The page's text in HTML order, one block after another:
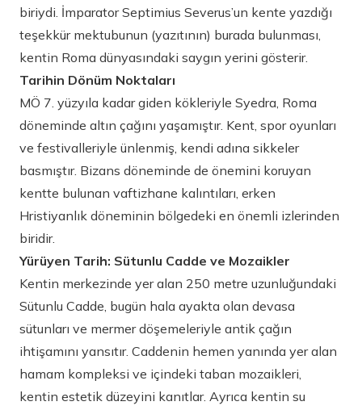
biriydi. İmparator Septimius Severus’un kente yazdığı
teşekkür mektubunun (yazıtının) burada bulunması,
kentin Roma dünyasındaki saygın yerini gösterir.
Tarihin Dönüm Noktaları
MÖ 7. yüzyıla kadar giden kökleriyle Syedra, Roma
döneminde altın çağını yaşamıştır. Kent, spor oyunları
ve festivalleriyle ünlenmiş, kendi adına sikkeler
basmıştır. Bizans döneminde de önemini koruyan
kentte bulunan vaftizhane kalıntıları, erken
Hristiyanlık döneminin bölgedeki en önemli izlerinden
biridir.
Yürüyen Tarih: Sütunlu Cadde ve Mozaikler
Kentin merkezinde yer alan 250 metre uzunluğundaki
Sütunlu Cadde, bugün hala ayakta olan devasa
sütunları ve mermer döşemeleriyle antik çağın
ihtişamını yansıtır. Caddenin hemen yanında yer alan
hamam kompleksi ve içindeki taban mozaikleri,
kentin estetik düzeyini kanıtlar. Ayrıca kentin su